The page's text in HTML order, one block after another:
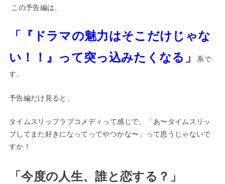
この予告編は、
「『ドラマの魅力はそこだけじゃな
い！！』って突っ込みたくなる」
系で
す。
予告編だけ見ると、
タイムスリップラブコメディって感じで、「あ〜タイムスリッ
プしてまた好きになってってやつかな〜」って思うじゃないで
すか！
「今度の人生、誰と恋する？」